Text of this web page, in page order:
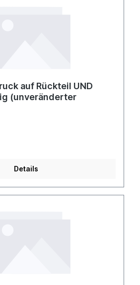
auf Rückteil UND
(unveränderter
Details